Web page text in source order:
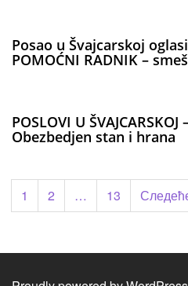
Posao u Švajcarskoj
POMOĆNI RADNIK –
POSLOVI U
Obezbedjen stan i hrana
Пагинација
чланака
1 2 … 13